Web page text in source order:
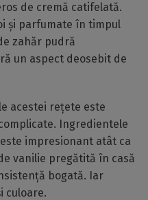
de cremă catifelată.
și parfumate în timpul
zahăr pudră
un aspect deosebit de
acestei rețete este
Ingredientele
impresionant atât ca
vanilie pregătită în casă
bogată. Iar
culoare.